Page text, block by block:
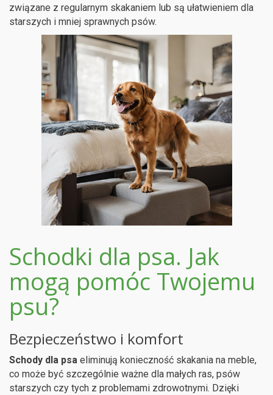
związane z regularnym skakaniem lub są ułatwieniem dla
starszych i mniej sprawnych psów.
Schodki dla psa. Jak
mogą pomóc Twojemu
psu?
Bezpieczeństwo i komfort
Schody dla psa eliminują konieczność skakania na meble,
co może być szczególnie ważne dla małych ras, psów
starszych czy tych z problemami zdrowotnymi. Dzięki